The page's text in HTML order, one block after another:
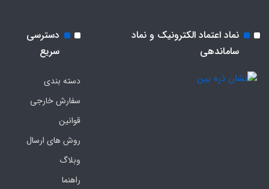
نماد اعتماد الکترونیک و نماد
ساماندهی
دسترسی
سریع
دسته بندی
سفارش خارجی
قوانین
روش های ارسال
وبلاگ
راهنما